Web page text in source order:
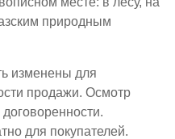
природным
изменены для
продажи. Осмотр
для покупателей.